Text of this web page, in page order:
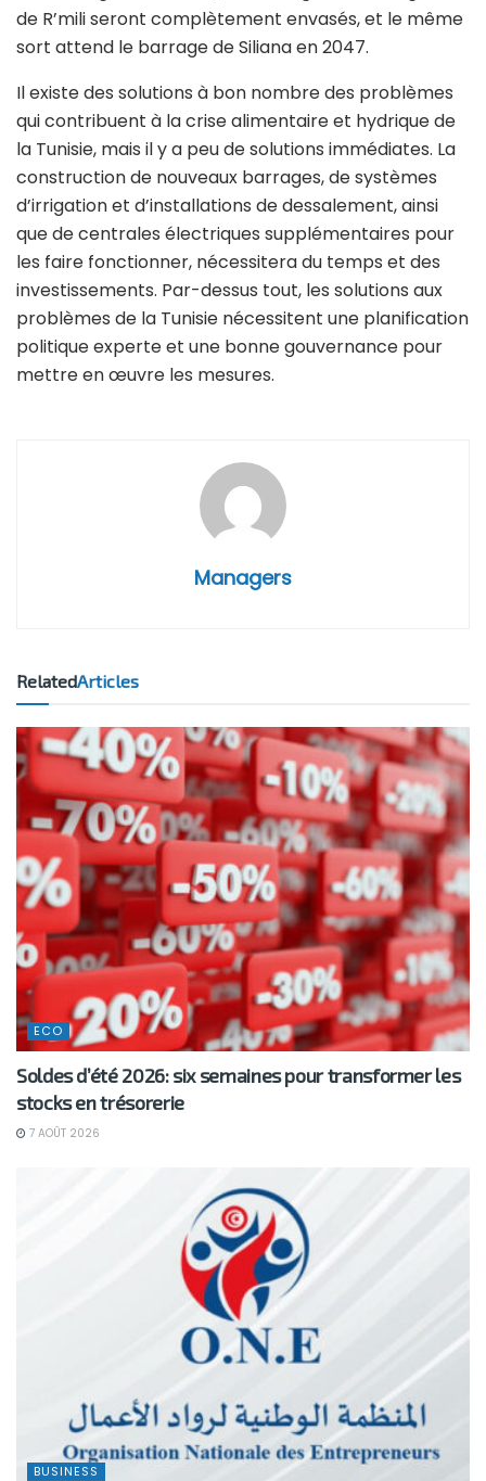
de R’mili seront complètement envasés, et le même
sort attend le barrage de Siliana en 2047.
Il existe des solutions à bon nombre des problèmes
qui contribuent à la crise alimentaire et hydrique de
la Tunisie, mais il y a peu de solutions immédiates. La
construction de nouveaux barrages, de systèmes
d’irrigation et d’installations de dessalement, ainsi
que de centrales électriques supplémentaires pour
les faire fonctionner, nécessitera du temps et des
investissements. Par-dessus tout, les solutions aux
problèmes de la Tunisie nécessitent une planification
politique experte et une bonne gouvernance pour
mettre en œuvre les mesures.
Managers
RelatedArticles
ECO
Soldes d’été 2026: six semaines pour transformer les
stocks en trésorerie
7 AOÛT 2026
BUSINESS